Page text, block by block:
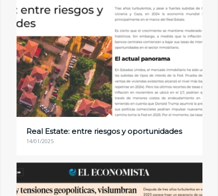
Real Estate: entre riesgos y oportunidades
14/01/2025